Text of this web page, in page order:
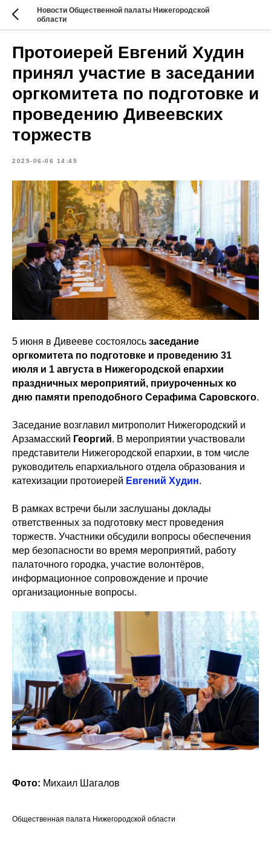
Новости Общественной палаты Нижегородской
области
Протоиерей Евгений Худин
принял участие в заседании
оргкомитета по подготовке и
проведению Дивеевских
торжеств
2025-06-06 14:45
5 июня в Дивееве состоялось заседание
оргкомитета по подготовке и проведению 31
июля и 1 августа в Нижегородской епархии
праздничных мероприятий, приуроченных ко
дню памяти преподобного Серафима Саровского.
Заседание возглавил митрополит Нижегородский и
Арзамасский Георгий. В мероприятии участвовали
представители Нижегородской епархии, в том числе
руководитель епархиального отдела образования и
катехизации протоиерей Евгений Худин.
В рамках встречи были заслушаны доклады
ответственных за подготовку мест проведения
торжеств. Участники обсудили вопросы обеспечения
мер безопасности во время мероприятий, работу
палаточного городка, участие волонтёров,
информационное сопровождение и прочие
организационные вопросы.
Фото: Михаил Шагалов
Общественная палата Нижегородской области